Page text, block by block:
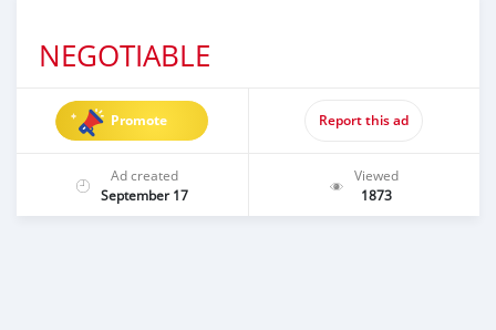
NEGOTIABLE
Promote Report this ad
Ad created
September 17
Viewed
1873